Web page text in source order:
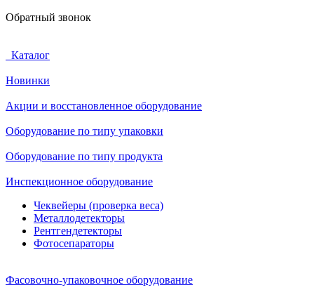
Обратный звонок
Каталог
Новинки
Акции и восстановленное оборудование
Оборудование по типу упаковки
Оборудование по типу продукта
Инспекционное оборудование
Чеквейеры (проверка веса)
Металлодетекторы
Рентгендетекторы
Фотосепараторы
Фасовочно-упаковочное оборудование